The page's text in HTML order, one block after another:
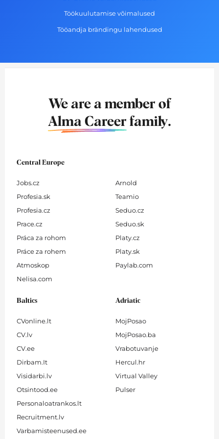
Töökuulutamise võimalused
Tööandja brändingu lahendused
We are a member of
Alma Career family.
Central Europe
Jobs.cz
Profesia.sk
Profesia.cz
Prace.cz
Práca za rohom
Práce za rohem
Atmoskop
Nelisa.com
Arnold
Teamio
Seduo.cz
Seduo.sk
Platy.cz
Platy.sk
Paylab.com
Baltics
CVonline.lt
CV.lv
CV.ee
Dirbam.It
Visidarbi.lv
Otsintood.ee
Personaloatrankos.lt
Recruitment.lv
Varbamisteenused.ee
Adriatic
MojPosao
MojPosao.ba
Vrabotuvanje
Hercul.hr
Virtual Valley
Pulser